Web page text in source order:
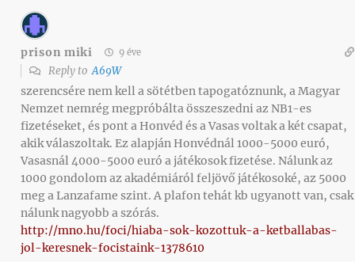
prison miki 9 éve
Reply toA69W
szerencsére nem kell a sötétben tapogatóznunk, a Magyar
Nemzet nemrég megpróbálta összeszedni az NB1-es
fizetéseket, és pont a Honvéd és a Vasas voltak a két csapat,
akik válaszoltak. Ez alapján Honvédnál 1000-5000 euró,
Vasasnál 4000-5000 euró a játékosok fizetése. Nálunk az
1000 gondolom az akadémiáról feljövő játékosoké, az 5000
meg a Lanzafame szint. A plafon tehát kb ugyanott van, csak
nálunk nagyobb a szórás.
http://mno.hu/foci/hiaba-sok-kozottuk-a-ketballabas-
jol-keresnek-focistaink-1378610